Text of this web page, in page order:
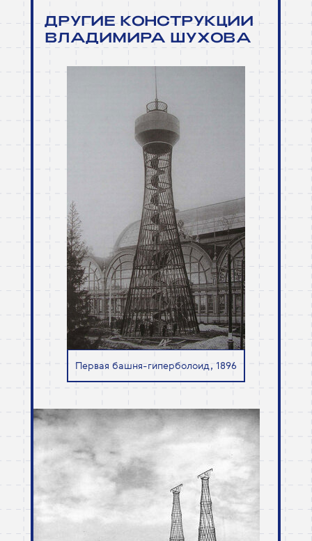
ДРУГИЕ КОНСТРУКЦИИ
ВЛАДИМИРА ШУХОВА
Первая башня-гиперболоид, 1896